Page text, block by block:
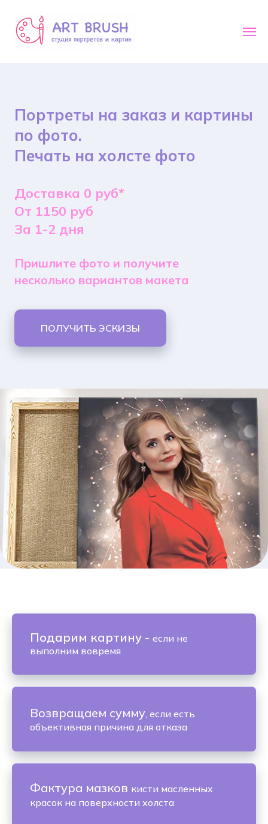
Портреты на заказ и картины
по фото.
Печать на холсте фото
Доставка 0 руб*
От 1150 руб
За 1-2 дня
Пришлите фото и получите
несколько вариантов макета
ПОЛУЧИТЬ ЭСКИЗЫ
Подарим картину - если не
выполним вовремя
Возвращаем сумму, если есть
объективная причина для отказа
Фактура мазков кисти масленных
красок на поверхности холста